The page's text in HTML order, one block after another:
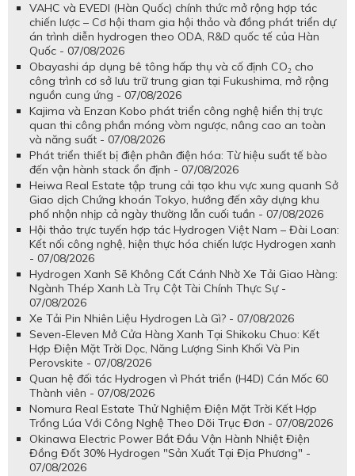
VAHC và EVEDI (Hàn Quốc) chính thức mở rộng hợp tác
chiến lược – Cơ hội tham gia hội thảo và đồng phát triển dự
án trình diễn hydrogen theo ODA, R&D quốc tế của Hàn
Quốc - 07/08/2026
Obayashi áp dụng bê tông hấp thụ và cố định CO₂ cho
công trình cơ sở lưu trữ trung gian tại Fukushima, mở rộng
nguồn cung ứng - 07/08/2026
Kajima và Enzan Kobo phát triển công nghệ hiển thị trực
quan thi công phần móng vòm ngược, nâng cao an toàn
và năng suất - 07/08/2026
Phát triển thiết bị điện phân điện hóa: Từ hiệu suất tế bào
đến vận hành stack ổn định - 07/08/2026
Heiwa Real Estate tập trung cải tạo khu vực xung quanh Sở
Giao dịch Chứng khoán Tokyo, hướng đến xây dựng khu
phố nhộn nhịp cả ngày thường lẫn cuối tuần - 07/08/2026
Hội thảo trực tuyến hợp tác Hydrogen Việt Nam – Đài Loan:
Kết nối công nghệ, hiện thực hóa chiến lược Hydrogen xanh
- 07/08/2026
Hydrogen Xanh Sẽ Không Cất Cánh Nhờ Xe Tải Giao Hàng:
Ngành Thép Xanh Là Trụ Cột Tài Chính Thực Sự -
07/08/2026
Xe Tải Pin Nhiên Liệu Hydrogen Là Gì? - 07/08/2026
Seven-Eleven Mở Cửa Hàng Xanh Tại Shikoku Chuo: Kết
Hợp Điện Mặt Trời Dọc, Năng Lượng Sinh Khối Và Pin
Perovskite - 07/08/2026
Quan hệ đối tác Hydrogen vì Phát triển (H4D) Cán Mốc 60
Thành viên - 07/08/2026
Nomura Real Estate Thử Nghiệm Điện Mặt Trời Kết Hợp
Trồng Lúa Với Công Nghệ Theo Dõi Trục Đơn - 07/08/2026
Okinawa Electric Power Bắt Đầu Vận Hành Nhiệt Điện
Đồng Đốt 30% Hydrogen "Sản Xuất Tại Địa Phương" -
07/08/2026